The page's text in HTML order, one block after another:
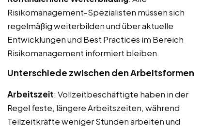
Risikomanagement-Spezialisten müssen sich
regelmäßig weiterbilden und über aktuelle
Entwicklungen und Best Practices im Bereich
Risikomanagement informiert bleiben.
Unterschiede zwischen den Arbeitsformen
Arbeitszeit: Vollzeitbeschäftigte haben in der
Regel feste, längere Arbeitszeiten, während
Teilzeitkräfte weniger Stunden arbeiten und